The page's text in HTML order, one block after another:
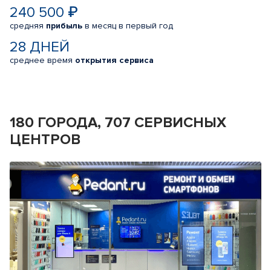
240 500 ₽
средняя прибыль в месяц в первый год
28 ДНЕЙ
среднее время открытия сервиса
180 ГОРОДА, 707 СЕРВИСНЫХ
ЦЕНТРОВ